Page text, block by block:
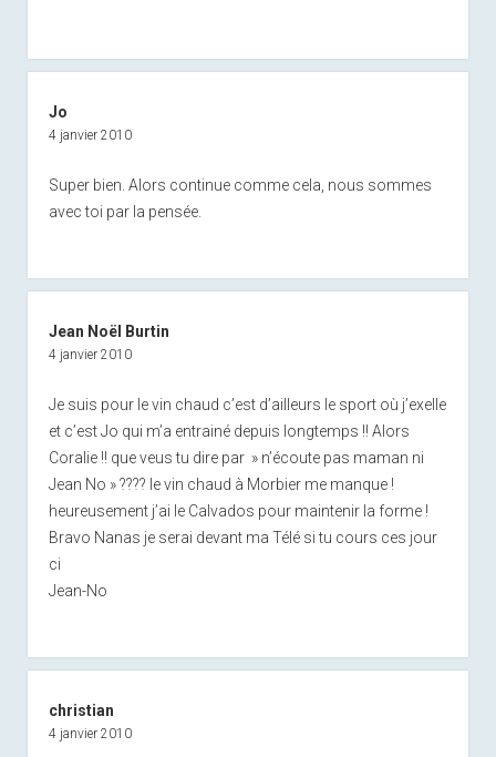
Jo
4 janvier 2010
Super bien. Alors continue comme cela, nous sommes
avec toi par la pensée.
Jean Noël Burtin
4 janvier 2010
Je suis pour le vin chaud c’est d’ailleurs le sport où j’exelle
et c’est Jo qui m’a entrainé depuis longtemps !! Alors
Coralie !! que veus tu dire par » n’écoute pas maman ni
Jean No » ???? le vin chaud à Morbier me manque !
heureusement j’ai le Calvados pour maintenir la forme !
Bravo Nanas je serai devant ma Télé si tu cours ces jour
ci
Jean-No
christian
4 janvier 2010